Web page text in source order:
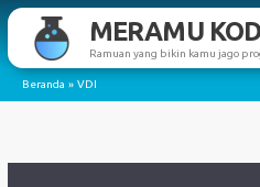
Lewati
konten
MERAMU
Ramuan yang bikin kamu jago
Beranda VDI